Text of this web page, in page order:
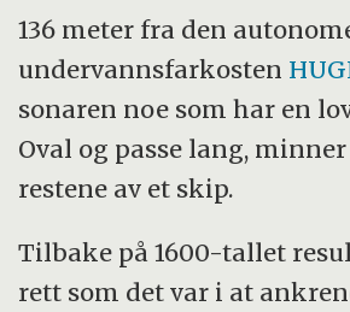
136 meter fra den
undervannsfarkosten
sonaren noe som har en
Oval og passe lang,
restene av et skip.
Tilbake på 1600-tallet
rett som det var i at